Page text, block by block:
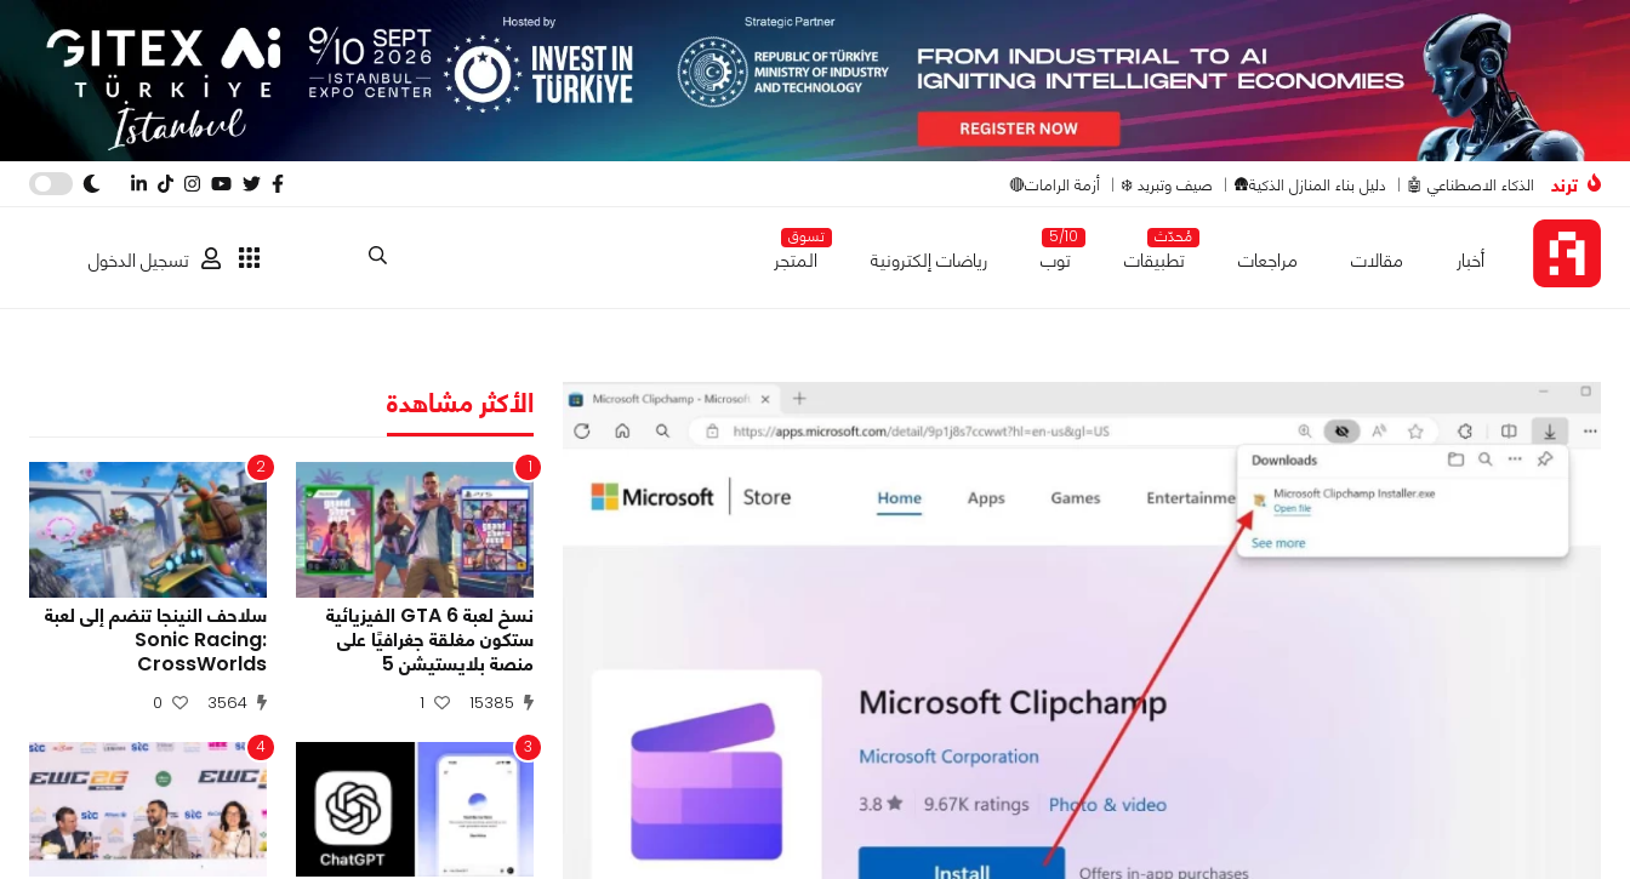
ترند الذكاء الاصطناعي 🤖 دليل بناء المنازل الذكية🛖 صيف وتبريد ❄️ أزمة الرامات🔴
أخبار مقالات مراجعات
مُحدّث
تطبيقات
5/10
توب رياضات إلكترونية
تسوق
المتجر تسجيل الدخول
الأكثر مشاهدة
1
نسخ لعبة GTA 6 الفيزيائية
ستكون مغلقة جغرافيًا على
منصة بلايستيشن 5
15385
1
2
سلاحف النينجا تنضم إلى لعبة
Sonic Racing:
CrossWorlds
3564
0
3
4